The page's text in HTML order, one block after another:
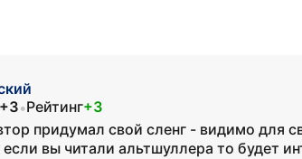
+3•Рейтинг+3
придумал свой сленг - видимо для
вы читали альтшуллера то будет